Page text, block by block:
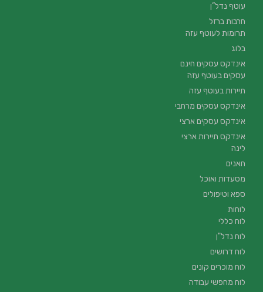
עוטף נדל”ן
חרבות ברזל
תרומות לעוטף עזה
בלוג
אינדקס עסקים חינם
עסקים בעוטף עזה
תיירות בעוטף עזה
אינדקס עסקים מרחבי
אינדקס עסקים ארצי
אינדקס תיירות ארצי
לינה
חאנים
מסעדות ואוכל
ספא וטיפולים
לוחות
לוח כללי
לוח נדל"ן
לוח דרושים
לוח מוכרים קונים
לוח מחפשי עבודה